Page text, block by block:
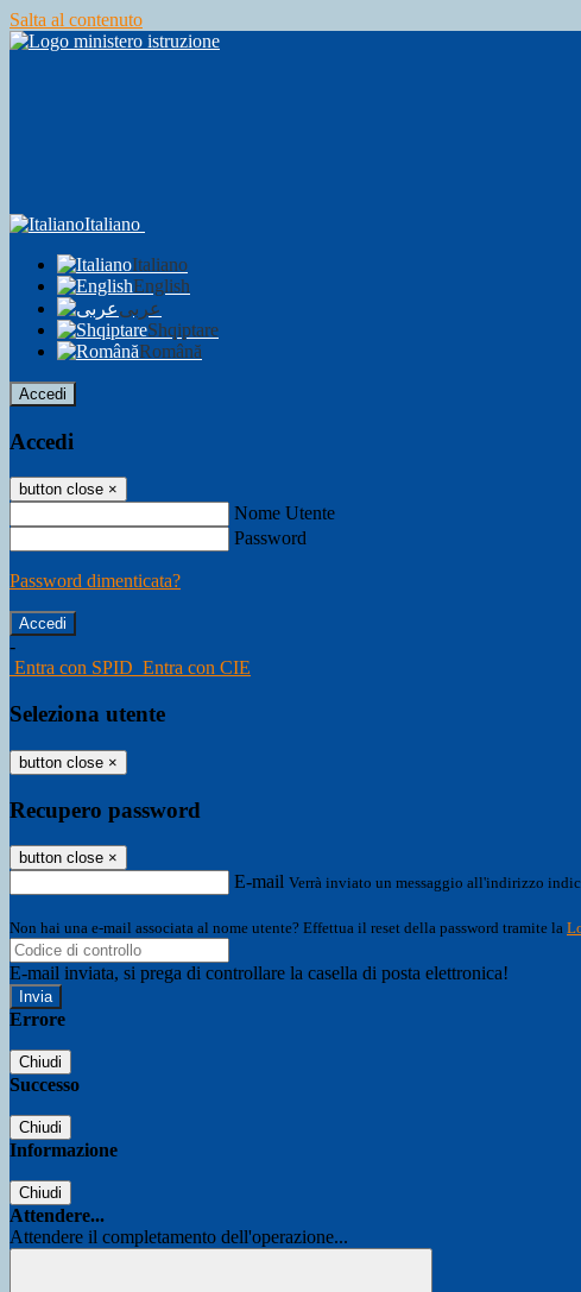
Salta al contenuto
Italiano
Italiano
English
عربى
Shqiptare
Română
Accedi
Accedi
button close ×
Nome Utente
Password
Password dimenticata?
-
Entra con SPID Entra con CIE
Seleziona utente
button close ×
Recupero password
button close ×
E-mail Verrà inviato un messaggio all'indirizzo
Non hai una e-mail associata al nome utente? Effettua il reset della password tramite la
E-mail inviata, si prega di controllare la casella di posta elettronica!
Errore
Chiudi
Successo
Chiudi
Informazione
Chiudi
Attendere...
Attendere il completamento dell'operazione...